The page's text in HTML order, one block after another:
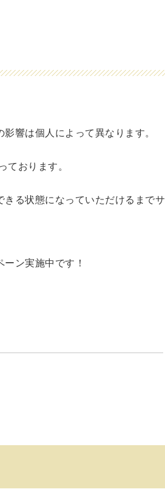
響は個人によって異なります。
おります。
る状態になっていただけるまでサ
ン実施中です！